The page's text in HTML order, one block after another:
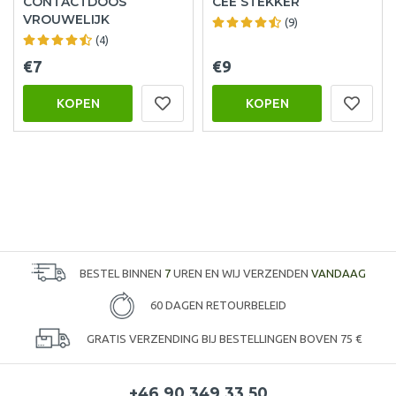
VROUWELIJK
(4)
€7
KOPEN
(9)
€9
KOPEN
BESTEL BINNEN 7UREN EN WIJ VERZENDEN VANDAAG
60 DAGEN RETOURBELEID
GRATIS VERZENDING BIJ BESTELLINGEN BOVEN 75 €